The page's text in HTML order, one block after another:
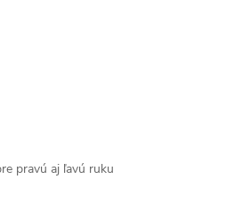
pravú aj ľavú ruku